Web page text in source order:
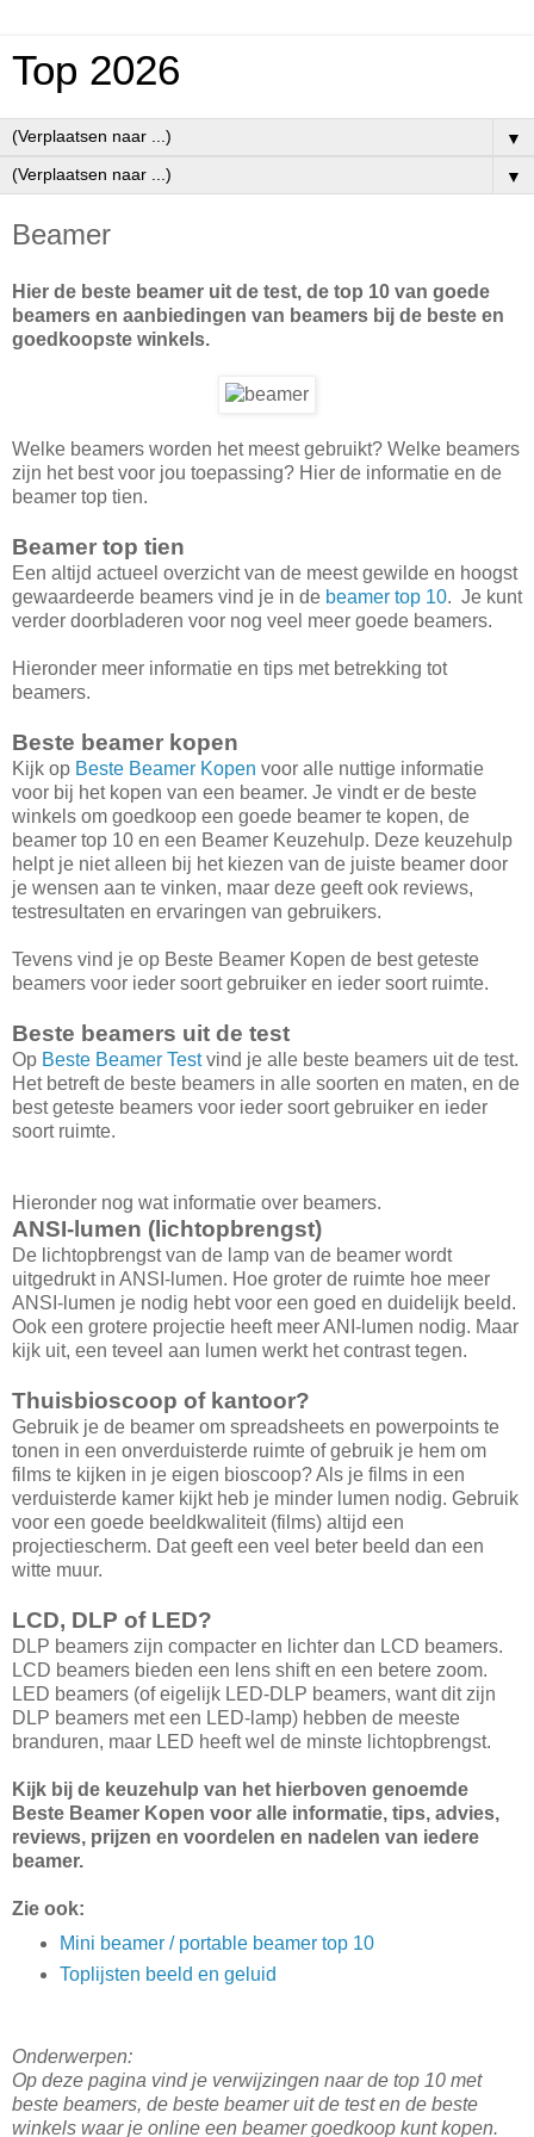
Top 2026
▼
▼
Beamer
Hier de beste beamer uit de test, de top 10 van goede
beamers en aanbiedingen van beamers bij de beste en
goedkoopste winkels.
Welke beamers worden het meest gebruikt? Welke beamers
zijn het best voor jou toepassing? Hier de informatie en de
beamer top tien.
Beamer top tien
Een altijd actueel overzicht van de meest gewilde en hoogst
gewaardeerde beamers vind je in de beamer top 10. Je kunt
verder doorbladeren voor nog veel meer goede beamers.
Hieronder meer informatie en tips met betrekking tot
beamers.
Beste beamer kopen
Kijk op Beste Beamer Kopen voor alle nuttige informatie
voor bij het kopen van een beamer. Je vindt er de beste
winkels om goedkoop een goede beamer te kopen, de
beamer top 10 en een Beamer Keuzehulp. Deze keuzehulp
helpt je niet alleen bij het kiezen van de juiste beamer door
je wensen aan te vinken, maar deze geeft ook reviews,
testresultaten en ervaringen van gebruikers.
Tevens vind je op Beste Beamer Kopen de best geteste
beamers voor ieder soort gebruiker en ieder soort ruimte.
Beste beamers uit de test
Op Beste Beamer Testvind je alle beste beamers uit de test.
Het betreft de beste beamers in alle soorten en maten, en de
best geteste beamers voor ieder soort gebruiker en ieder
soort ruimte.
Hieronder nog wat informatie over beamers.
ANSI-lumen (lichtopbrengst)
De lichtopbrengst van de lamp van de beamer wordt
uitgedrukt in ANSI-lumen. Hoe groter de ruimte hoe meer
ANSI-lumen je nodig hebt voor een goed en duidelijk beeld.
Ook een grotere projectie heeft meer ANI-lumen nodig. Maar
kijk uit, een teveel aan lumen werkt het contrast tegen.
Thuisbioscoop of kantoor?
Gebruik je de beamer om spreadsheets en powerpoints te
tonen in een onverduisterde ruimte of gebruik je hem om
films te kijken in je eigen bioscoop? Als je films in een
verduisterde kamer kijkt heb je minder lumen nodig. Gebruik
voor een goede beeldkwaliteit (films) altijd een
projectiescherm. Dat geeft een veel beter beeld dan een
witte muur.
LCD, DLP of LED?
DLP beamers zijn compacter en lichter dan LCD beamers.
LCD beamers bieden een lens shift en een betere zoom.
LED beamers (of eigelijk LED-DLP beamers, want dit zijn
DLP beamers met een LED-lamp) hebben de meeste
branduren, maar LED heeft wel de minste lichtopbrengst.
Kijk bij de keuzehulp van het hierboven genoemde
Beste Beamer Kopen voor alle informatie, tips, advies,
reviews, prijzen en voordelen en nadelen van iedere
beamer.
Zie ook:
Mini beamer / portable beamer top 10
Toplijsten beeld en geluid
Onderwerpen:
Op deze pagina vind je verwijzingen naar de top 10 met
beste beamers, de beste beamer uit de test en de beste
winkels waar je online een beamer goedkoop kunt kopen.